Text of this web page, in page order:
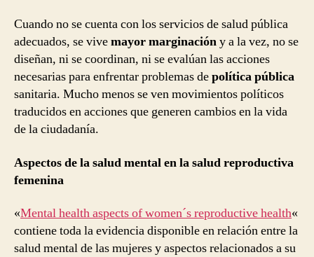
Cuando no se cuenta con los servicios de salud pública
adecuados, se vivemayor marginacióny a la vez, no se
diseñan, ni se coordinan, ni se evalúan las acciones
necesarias para enfrentar problemas depolítica pública
sanitaria. Mucho menos se ven movimientos políticos
traducidos en acciones que generen cambios en la vida
de la ciudadanía.
Aspectos de la salud mental en la salud reproductiva
femenina
«Mental health aspects of women´s reproductive health«
contiene toda la evidencia disponible en relación entre la
salud mental de las mujeres y aspectos relacionados a su